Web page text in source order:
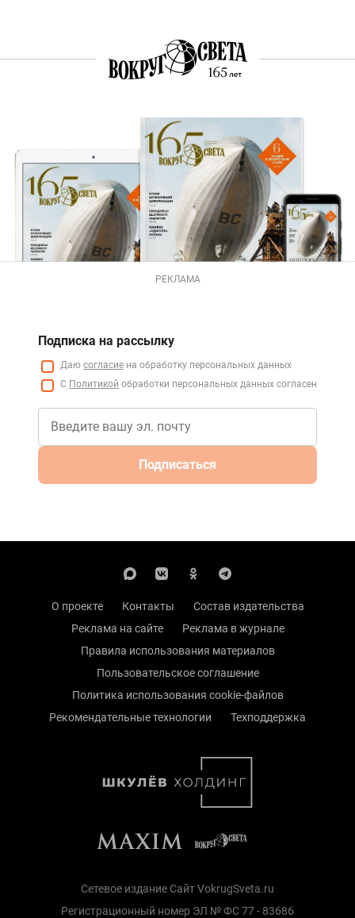
РЕКЛАМА
Подписка на рассылку
Даю согласие на обработку персональных данных
С Политикой обработки персональных данных согласен
Подписаться
О проекте Контакты
Состав издательства
Реклама на сайте
Реклама в журнале
Правила использования материалов
Пользовательское соглашение
Политика использования cookie-файлов
Рекомендательные технологии
Техподдержка
Сетевое издание Сайт VokrugSveta.ru
Регистрационный номер ЭЛ № ФС 77 - 83686